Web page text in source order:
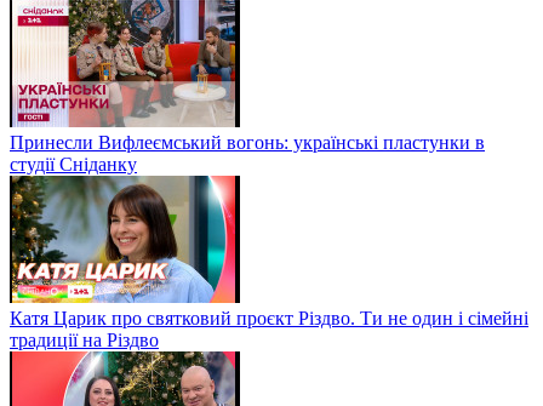
Принесли Вифлеємський вогонь: українські пластунки в
студії Сніданку
Катя Царик про святковий проєкт Різдво. Ти не один і сімейні
традиції на Різдво